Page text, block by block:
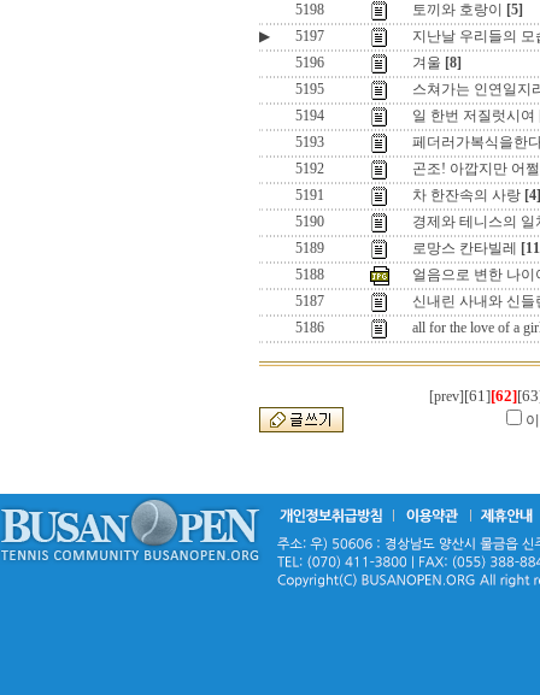
5198
토끼와 호랑이
[5]
▶
5197
지난날 우리들의 모
5196
겨울 [8]
5195
스쳐가는 인연일지
5194
일 한번 저질럿시여
5193
페더러가복식을한
5192
곤조! 아깝지만 어
5191
차 한잔속의 사랑 [4]
5190
경제와 테니스의 일
5189
로망스 칸타빌레
5188
얼음으로 변한 나이
5187
신내린 사내와 신들
5186
all for the love of a
[prev] [61][62]